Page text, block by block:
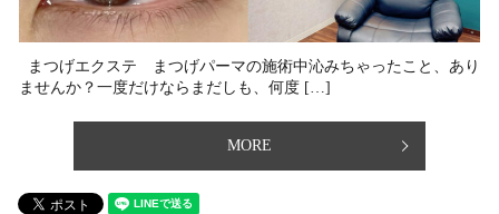
まつげエクステ まつげパーマの施術中沁みちゃったこと、あり
ませんか？⁡一度だけならまだしも、何度 […]
MORE